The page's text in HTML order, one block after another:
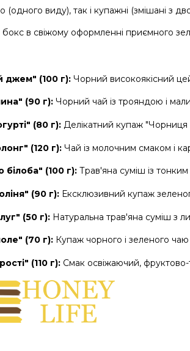
(одного виду), так і купажні (змішані з
бокс в свіжому оформленні приємного
джем" (100 г): Чорний високоякісний
(90 г): Чорний чай із трояндою і
(80 г): Делікатний купаж "Чорниця
(120 г): Чай із молочним смаком і
білоба" (100 г): Трав'яна суміш із
(90 г): Ексклюзивний купаж
(50 г): Натуральна трав'яна суміш з
(70 г): Купаж чорного і зеленого
(110 г): Смак освіжаючий,